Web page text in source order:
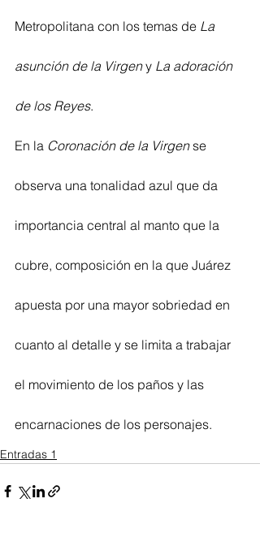
Metropolitana con los temas de La
asunción de la Virgen y La adoración
de los Reyes.
En la Coronación de la Virgen se
observa una tonalidad azul que da
importancia central al manto que la
cubre, composición en la que Juárez
apuesta por una mayor sobriedad en
cuanto al detalle y se limita a trabajar
el movimiento de los paños y las
encarnaciones de los personajes.
Entradas 1